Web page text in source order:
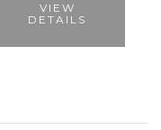
VIEW
DETAILS